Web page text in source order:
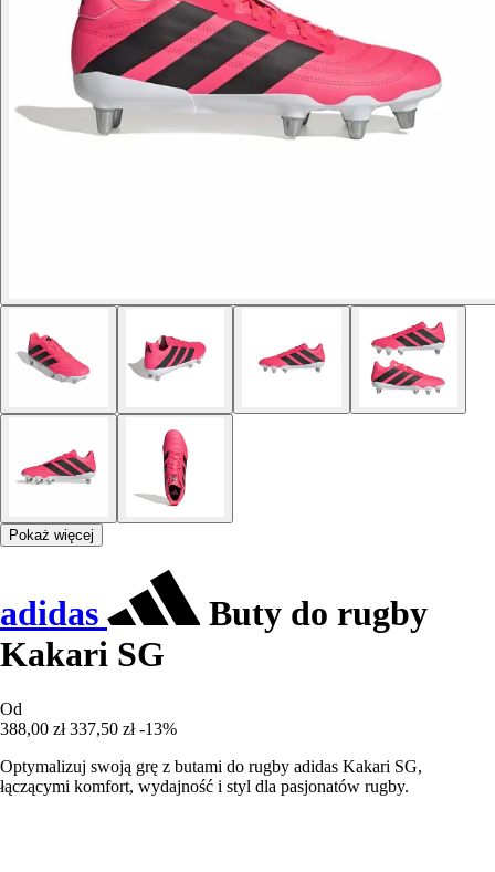
Pokaż więcej
adidas
Buty do rugby
Kakari SG
Od
388,00 zł 337,50 zł -13%
Optymalizuj swoją grę z butami do rugby adidas Kakari SG,
łączącymi komfort, wydajność i styl dla pasjonatów rugby.